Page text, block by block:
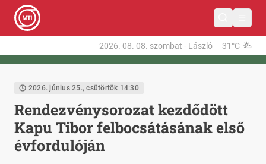
2026. 08. 08. szombat - László 31°C
2026. június 25., csütörtök 14:30
Rendezvénysorozat kezdődött
Kapu Tibor felbocsátásának első
évfordulóján